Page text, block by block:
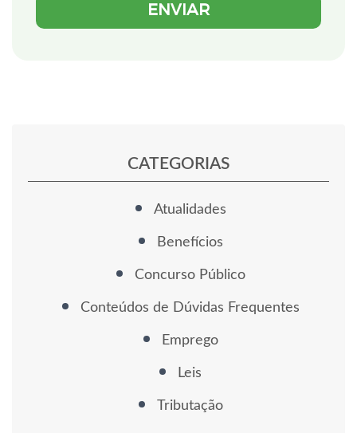
CATEGORIAS
Atualidades
Benefícios
Concurso Público
Conteúdos de Dúvidas Frequentes
Emprego
Leis
Tributação